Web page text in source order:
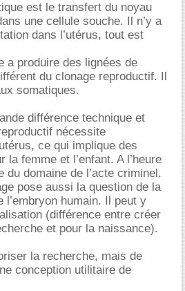
est le transfert du noyau
une cellule souche. Il n’y a
dans l’utérus, tout est
a produire des lignées de
du clonage reproductif. Il
somatiques.
différence technique et
nécessite
ce qui implique des
la femme et l’enfant. A l’heure
du domaine de l’acte criminel.
pose aussi la question de la
l’embryon humain. Il peut y
(différence entre créer
et pour la naissance).
la recherche, mais de
conception utilitaire de